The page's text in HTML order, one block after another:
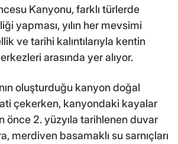
Kanyonu, farklı türlerde
yapması, yılın her mevsimi
ve tarihi kalıntılarıyla kentin
arasında yer alıyor.
oluşturduğu kanyon doğal
çekerken, kanyondaki kayalar
önce 2. yüzyıla tarihlenen duvar
merdiven basamaklı su sarnıçları